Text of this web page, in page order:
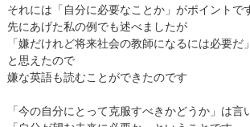
それには「自分に必要なことか」がポイントで
先にあげた私の例でも述べましたが
「嫌だけれど将来社会の教師になるには必要だ」
と思えたので
嫌な英語も読むことができたのです
「今の自分にとって克服すべきかどうか」は言